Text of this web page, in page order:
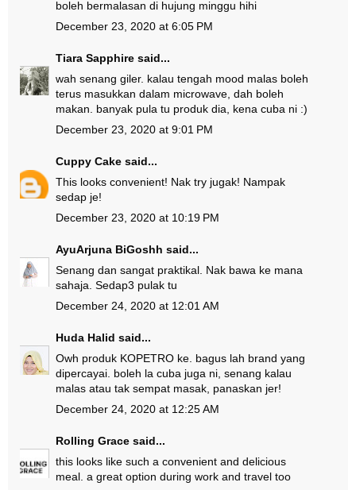
boleh bermalasan di hujung minggu hihi
December 23, 2020 at 6:05 PM
Tiara Sapphire said...
wah senang giler. kalau tengah mood malas boleh
terus masukkan dalam microwave, dah boleh
makan. banyak pula tu produk dia, kena cuba ni :)
December 23, 2020 at 9:01 PM
Cuppy Cake said...
This looks convenient! Nak try jugak! Nampak
sedap je!
December 23, 2020 at 10:19 PM
AyuArjuna BiGoshh said...
Senang dan sangat praktikal. Nak bawa ke mana
sahaja. Sedap3 pulak tu
December 24, 2020 at 12:01 AM
Huda Halid said...
Owh produk KOPETRO ke. bagus lah brand yang
dipercayai. boleh la cuba juga ni, senang kalau
malas atau tak sempat masak, panaskan jer!
December 24, 2020 at 12:25 AM
Rolling Grace said...
this looks like such a convenient and delicious
meal. a great option during work and travel too